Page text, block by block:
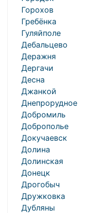
Горохов
Гребёнка
Гуляйполе
Дебальцево
Деражня
Дергачи
Десна
Джанкой
Днепрорудное
Добромиль
Доброполье
Докучаевск
Долина
Долинская
Донецк
Дрогобыч
Дружковка
Дубляны